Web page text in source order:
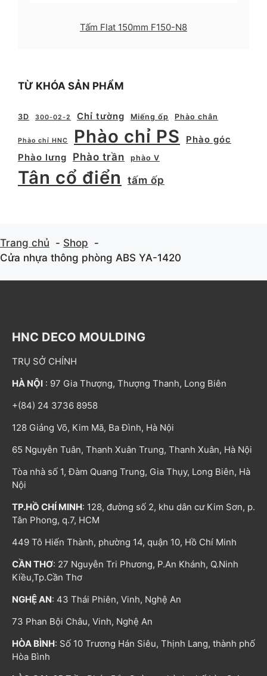
Tấm Flat 150mm F150-N8
TỪ KHÓA SẢN PHẨM
3D 300-02-2 Chỉ tường Miếng ốp Phào chân
Phào chỉ HNC Phào chỉ PS
Phào góc
Phào lưng
Phào trần phào V
Tân cổ điển tấm ốp
Trang chủ
Shop
Cửa nhựa thông phòng ABS YA-1420
HNC DECO MOULDING
TRỤ SỞ CHÍNH
HÀ NỘI : 97 Gia Thượng, Thượng Thanh, Long Biên
+(84) 24 3736 8958
128 Giảng Võ, Kim Mã, Ba Đình, Hà Nội
65 Nguyễn Tuân, Thanh Xuân Trung, Thanh Xuân, Hà Nội
Tòa nhà số 1, Đàm Quang Trung, Gia Thụy, Long Biên, Hà
Nội
TP.HỒ CHÍ MINH: 128, đường số 2, khu dân cư Kim Sơn, p.
Tân Phong, q.7, HCM
449 Tô Hiến Thành, phường 14, quận 10, Hồ Chí Minh
CẦN THƠ: 27 Nguyễn Tri Phương, P.An Khánh, Q.Ninh
Kiều,Tp.Cần Thơ
NGHỆ AN: 43 Thái Phiên, Vinh, Nghệ An
73 Phan Bội Châu, Vinh, Nghệ An
HÒA BÌNH: Số 10 Trương Hán Siêu, Thịnh Lang, thành phố
Hòa Bình